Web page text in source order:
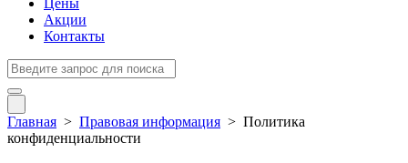
Цены
Акции
Контакты
Главная > Правовая информация > Политика
конфиденциальности